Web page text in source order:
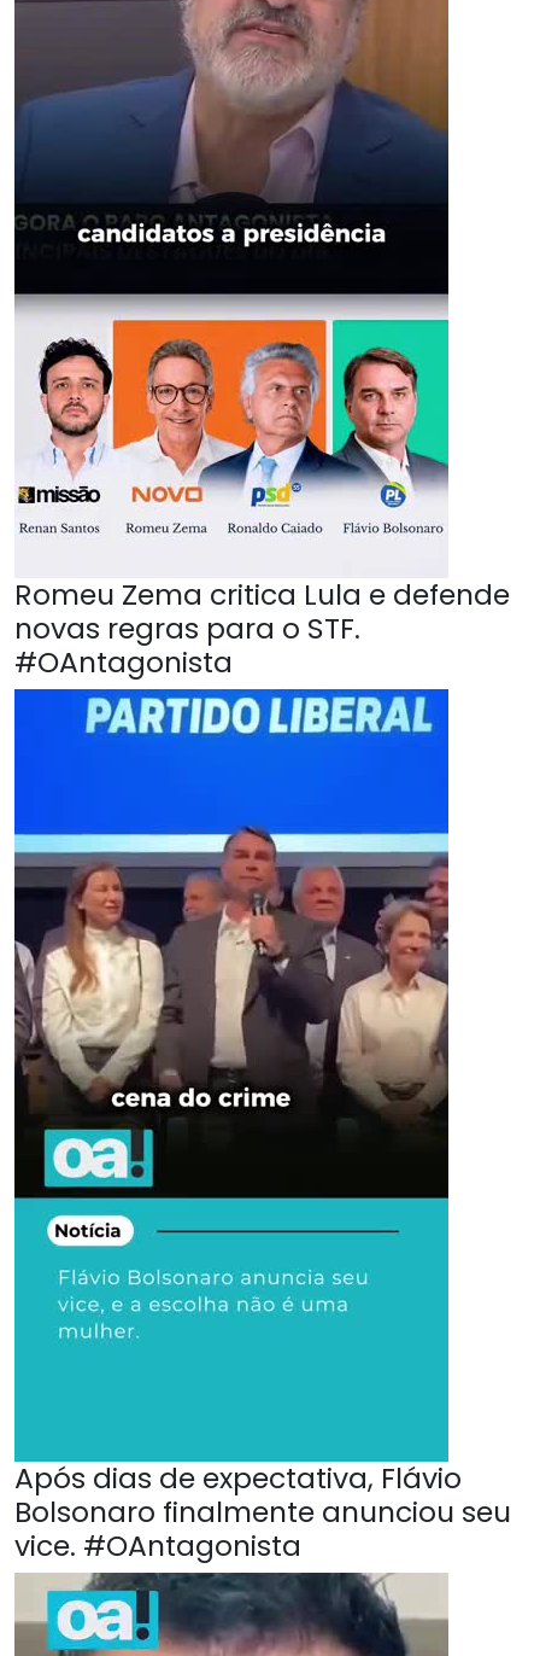
Romeu Zema critica Lula e defende
novas regras para o STF.
#OAntagonista
Após dias de expectativa, Flávio
Bolsonaro finalmente anunciou seu
vice. #OAntagonista